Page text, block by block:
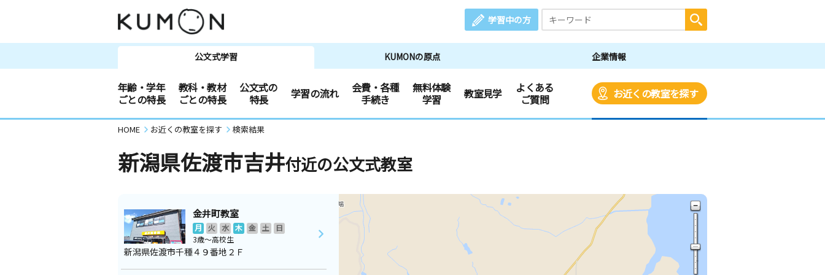
学習中の方
公文式学習 KUMONの原点 企業情報
年齢・学年
ごとの特長
教科・教材
ごとの特長
公文式の
特長
学習の流れ
会費・各種
手続き
無料体験
学習
教室見学
よくある
ご質問
お近くの教室を探す
HOME お近くの教室を探す 検索結果
新潟県佐渡市吉井付近の公文式教室
金井町教室
月 火 水 木 金 土
日
3歳～高校生
新潟県佐渡市千種４９番地２Ｆ